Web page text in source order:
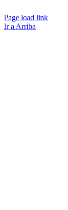
Page load link
Ir a Arriba